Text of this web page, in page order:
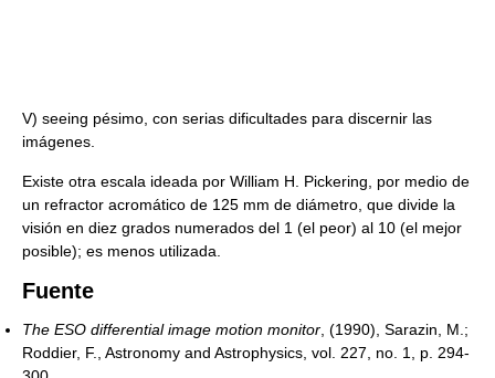
V) seeing pésimo, con serias dificultades para discernir las
imágenes.
Existe otra escala ideada por William H. Pickering, por medio de
un refractor acromático de 125 mm de diámetro, que divide la
visión en diez grados numerados del 1 (el peor) al 10 (el mejor
posible); es menos utilizada.
Fuente
The ESO differential image motion monitor , (1990), Sarazin, M.;
Roddier, F., Astronomy and Astrophysics, vol. 227, no. 1, p. 294-